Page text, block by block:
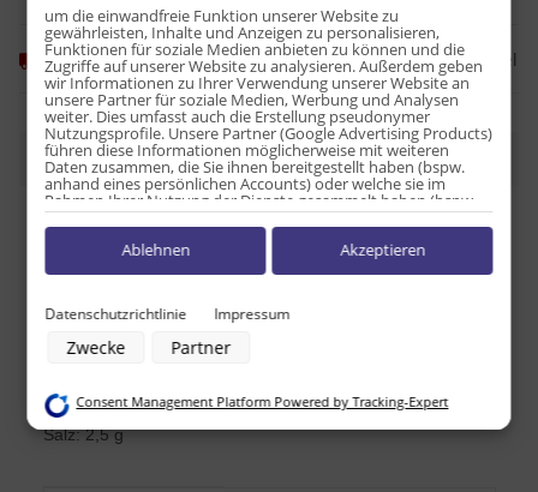
Momentan nicht verfügbar Frage zum Artikel
Beschreibung
Nährwerttabelle pro 100g:
Energie: 1.557,9kJ / 372,1kcal
davon ges. Fettsäuren: 0 g
Kohlenhydrate: 81,4 g
Eiweiß: 4,7 g
Salz: 2,5 g
um die einwandfreie Funktion unserer Website zu
gewährleisten, Inhalte und Anzeigen zu personalisieren,
Funktionen für soziale Medien anbieten zu können und die
Zugriffe auf unserer Website zu analysieren. Außerdem geben
wir Informationen zu Ihrer Verwendung unserer Website an
unsere Partner für soziale Medien, Werbung und Analysen
weiter. Dies umfasst auch die Erstellung pseudonymer
Nutzungsprofile. Unsere Partner (Google Advertising Products)
führen diese Informationen möglicherweise mit weiteren
Daten zusammen, die Sie ihnen bereitgestellt haben (bspw.
anhand eines persönlichen Accounts) oder welche sie im
Rahmen Ihrer Nutzung der Dienste gesammelt haben (bspw.
Nutzungsdaten anderer Geräte). Ihre Einwilligung zur Nutzung
von Cookies und Pixeln können Sie jederzeit widerrufen,
indem Sie auf den Datenschutz-Button links unten klicken und
dort die entsprechenden Anpassungen vornehmen.
Zwecke der Datenverarbeitung durch unsere Partner:
Verwendung reduzierter Daten zur Auswahl von Werbeanzeigen
Erstellung von Profilen zur Personalisierung von Inhalten
Verwendung von Profilen zur Auswahl personalisierter Inhalte
Messung der Werbeleistung
Datenschutzrichtlinie Impressum
Zwecke Partner
Ablehnen Akzeptieren
Consent Management Platform Powered by Tracking-Expert